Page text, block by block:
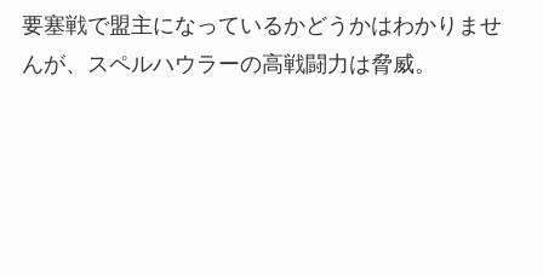
要塞戦で盟主になっているかどうかはわかりませ
んが、スペルハウラーの高戦闘力は脅威。